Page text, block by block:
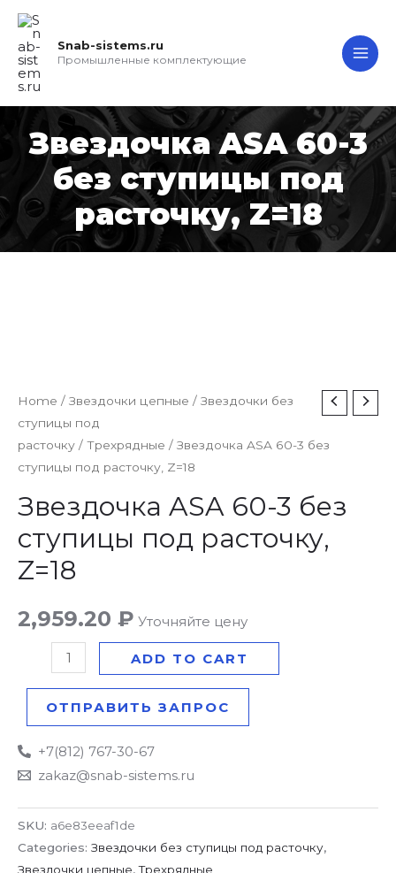
Перейти
содержимому
Snab-sistems.ru
Промышленные комплектующие
Звездочка ASA 60-3
без ступицы под
расточку, Z=18
Home / Звездочки цепные / Звездочки без
ступицы под
расточку / Трехрядные / Звездочка ASA 60-3 без
ступицы под расточку, Z=18
Звездочка ASA 60-3 без
ступицы под расточку,
Z=18
2,959.20 ₽ Уточняйте цену
Звездочка
ASA
60-
3
без
ступицы
под
расточку,
quantity
ADD TO CART
ОТПРАВИТЬ ЗАПРОС
+7(812) 767-30-67
zakaz@snab-sistems.ru
SKU: a6e83eeaf1de
Categories: Звездочки без ступицы под расточку,
Звездочки цепные,Трехрядные